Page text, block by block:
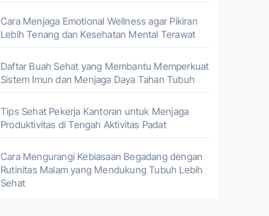
Cara Menjaga Emotional Wellness agar Pikiran
Lebih Tenang dan Kesehatan Mental Terawat
Daftar Buah Sehat yang Membantu Memperkuat
Sistem Imun dan Menjaga Daya Tahan Tubuh
Tips Sehat Pekerja Kantoran untuk Menjaga
Produktivitas di Tengah Aktivitas Padat
Cara Mengurangi Kebiasaan Begadang dengan
Rutinitas Malam yang Mendukung Tubuh Lebih
Sehat